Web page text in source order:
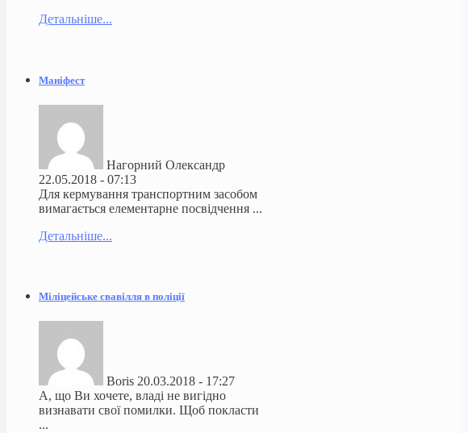
Детальніше...
Маніфест
Нагорний Олександр
22.05.2018 - 07:13
Для кермування транспортним засобом
вимагається елементарне посвідчення ...
Детальніше...
Міліцейське свавілля в поліції
Boris 20.03.2018 - 17:27
А, що Ви хочете, владі не вигідно
визнавати свої помилки. Щоб покласти
...